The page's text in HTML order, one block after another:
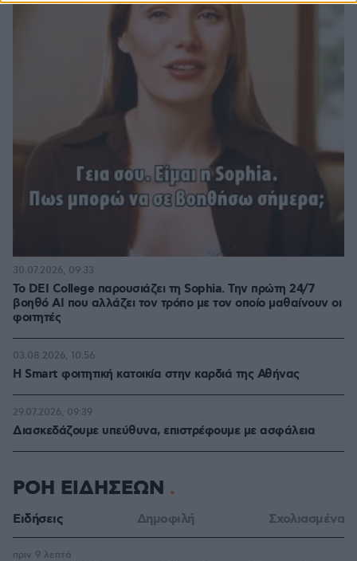
Το DEI College παρουσιάζει τη Sophia. Την πρώτη 24/7
βοηθό AI που αλλάζει τον τρόπο με τον οποίο μαθαίνουν οι
φοιτητές
30.07.2026, 09:33
Η Smart φοιτητική κατοικία στην καρδιά της Αθήνας
03.08.2026, 10:56
Διασκεδάζουμε υπεύθυνα, επιστρέφουμε με ασφάλεια
29.07.2026, 09:39
ΡΟΗ ΕΙΔΗΣΕΩΝ
Ειδήσεις Δημοφιλή Σχολιασμένα
πριν 9 λεπτά